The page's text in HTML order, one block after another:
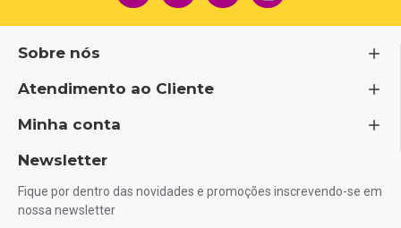
Sobre nós
Atendimento ao Cliente
Minha conta
Newsletter
Fique por dentro das novidades e promoções inscrevendo-se em
nossa newsletter